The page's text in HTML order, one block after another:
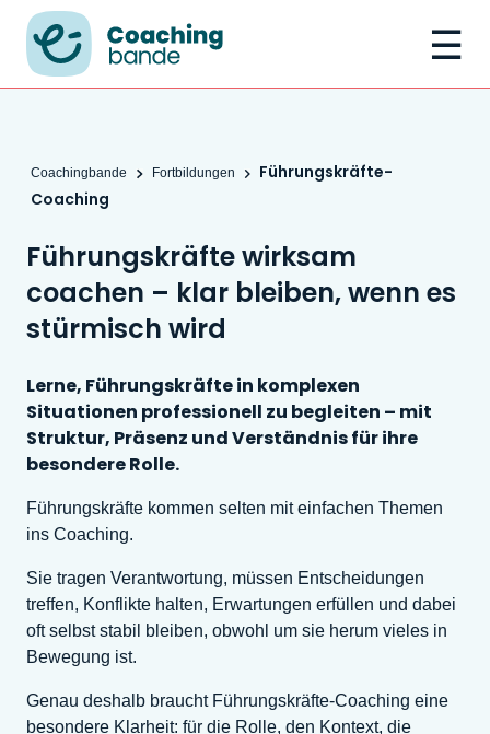
☰
Coachingbande Fortbildungen
Führungskräfte-
Coaching
Führungskräfte wirksam
coachen – klar bleiben, wenn es
stürmisch wird
Lerne, Führungskräfte in komplexen
Situationen professionell zu begleiten – mit
Struktur, Präsenz und Verständnis für ihre
besondere Rolle.
Führungskräfte kommen selten mit einfachen Themen
ins Coaching.
Sie tragen Verantwortung, müssen Entscheidungen
treffen, Konflikte halten, Erwartungen erfüllen und dabei
oft selbst stabil bleiben, obwohl um sie herum vieles in
Bewegung ist.
Genau deshalb braucht Führungskräfte-Coaching eine
besondere Klarheit: für die Rolle, den Kontext, die